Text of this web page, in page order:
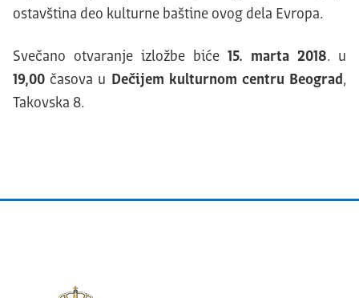
ostavština deo kulturne baštine ovog dela Evropa.
Svečano otvaranje izložbe biće 15. marta 2018. u
19,00 časova u Dečijem kulturnom centru Beograd ,
Takovska 8.